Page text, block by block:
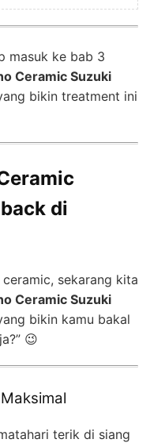
masuk ke bab 3
Ceramic Suzuki
bikin treatment ini
di
sekarang kita
Ceramic Suzuki
bikin kamu bakal
😉
terik di siang